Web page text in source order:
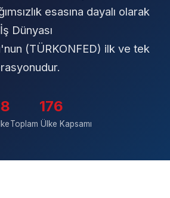
esasına dayalı olarak
Dünyası
(TÜRKONFED) ilk ve tek
176
Toplam Ülke Kapsamı